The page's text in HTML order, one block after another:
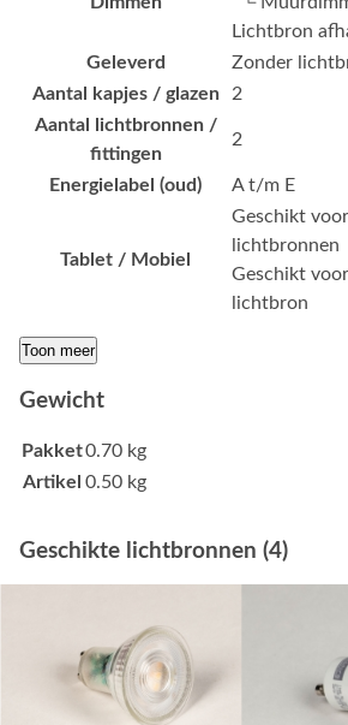
Lichtbron
Geleverd
Zonder
Aantal kapjes / glazen
2
Aantal lichtbronnen /
fittingen
2
Energielabel (oud) A t/m E
Tablet / Mobiel
Geschikt
lichtbronnen
Geschikt
lichtbron
Toon meer
Gewicht
Pakket0.70 kg
Artikel 0.50 kg
Geschikte lichtbronnen (4)